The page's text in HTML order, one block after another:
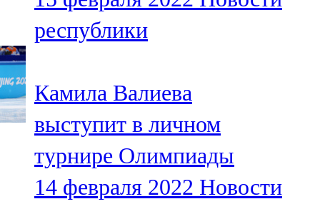
107,3 FM
Мөслим
Нурлат
104,7 FM
Олы Әтнә
71,42 FM
республики
Камила Валиева
выступит в личном
турнире Олимпиады
14 февраля 2022 Новости